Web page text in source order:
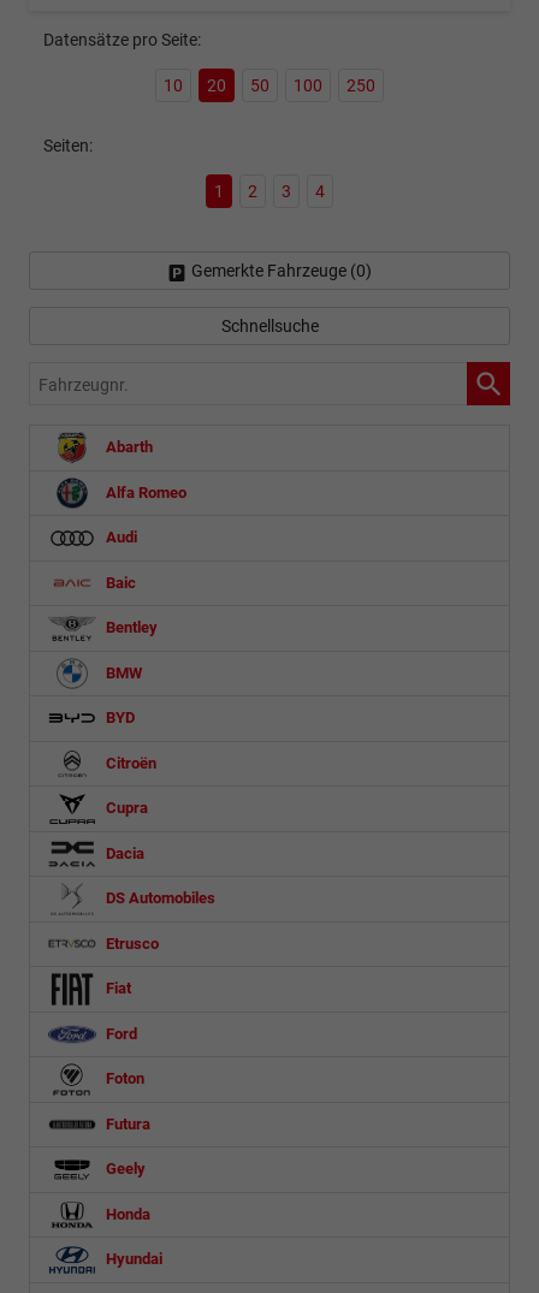
Datensätze pro Seite:
10 20 50 100 250
Seiten:
1 2 3 4
Gemerkte Fahrzeuge (0)
Schnellsuche
Fahrzeugnr.
Abarth
Alfa Romeo
Audi
Baic
Bentley
BMW
BYD
Citroën
Cupra
Dacia
DS Automobiles
Etrusco
Fiat
Ford
Foton
Futura
Geely
Honda
Hyundai